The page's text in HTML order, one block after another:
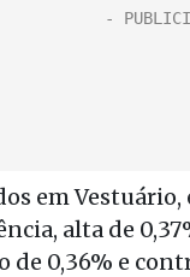
em Vestuário,
alta de
de 0,36% e